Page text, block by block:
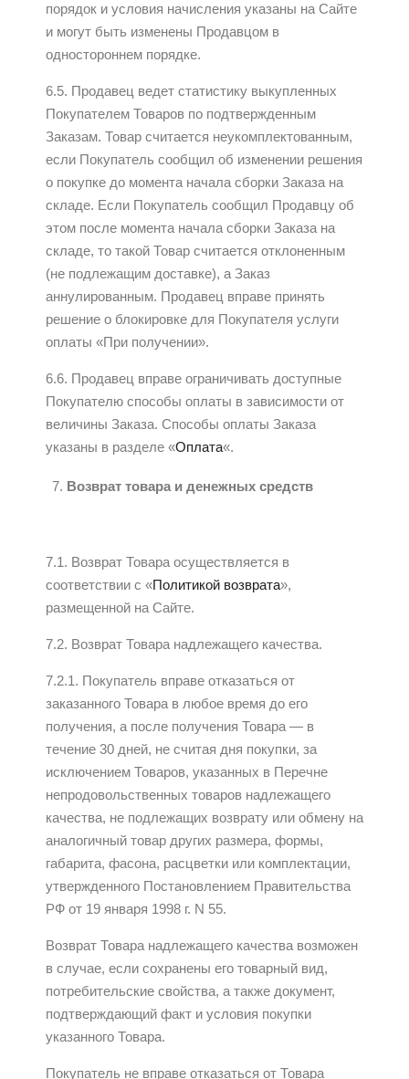
порядок и условия начисления указаны на Сайте
и могут быть изменены Продавцом в
одностороннем порядке.
6.5. Продавец ведет статистику выкупленных
Покупателем Товаров по подтвержденным
Заказам. Товар считается неукомплектованным,
если Покупатель сообщил об изменении решения
о покупке до момента начала сборки Заказа на
складе. Если Покупатель сообщил Продавцу об
этом после момента начала сборки Заказа на
складе, то такой Товар считается отклоненным
(не подлежащим доставке), а Заказ
аннулированным. Продавец вправе принять
решение о блокировке для Покупателя услуги
оплаты «При получении».
6.6. Продавец вправе ограничивать доступные
Покупателю способы оплаты в зависимости от
величины Заказа. Способы оплаты Заказа
указаны в разделе «Оплата«.
Возврат товара и денежных средств
7.1. Возврат Товара осуществляется в
соответствии с «Политикой возврата»,
размещенной на Сайте.
7.2. Возврат Товара надлежащего качества.
7.2.1. Покупатель вправе отказаться от
заказанного Товара в любое время до его
получения, а после получения Товара — в
течение 30 дней, не считая дня покупки, за
исключением Товаров, указанных в Перечне
непродовольственных товаров надлежащего
качества, не подлежащих возврату или обмену на
аналогичный товар других размера, формы,
габарита, фасона, расцветки или комплектации,
утвержденного Постановлением Правительства
РФ от 19 января 1998 г. N 55.
Возврат Товара надлежащего качества возможен
в случае, если сохранены его товарный вид,
потребительские свойства, а также документ,
подтверждающий факт и условия покупки
указанного Товара.
Покупатель не вправе отказаться от Товара